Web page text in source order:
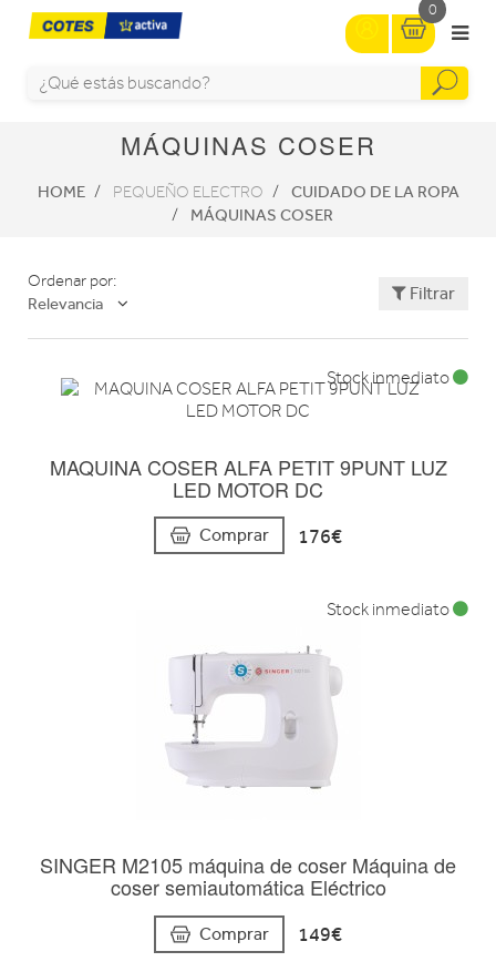
0
MÁQUINAS COSER
HOME PEQUEÑO ELECTRO
CUIDADO DE LA ROPA
MÁQUINAS COSER
Ordenar por:
Relevancia
Filtrar
MAQUINA COSER ALFA PETIT 9PUNT LUZ
LED MOTOR DC
Comprar 176€
Stock inmediato
SINGER M2105 máquina de coser Máquina de
coser semiautomática Eléctrico
Comprar 149€
Stock inmediato